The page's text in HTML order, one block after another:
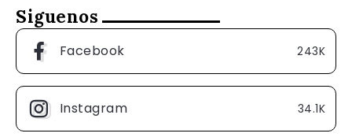
Siguenos
Facebook 243K
Instagram 34.1K